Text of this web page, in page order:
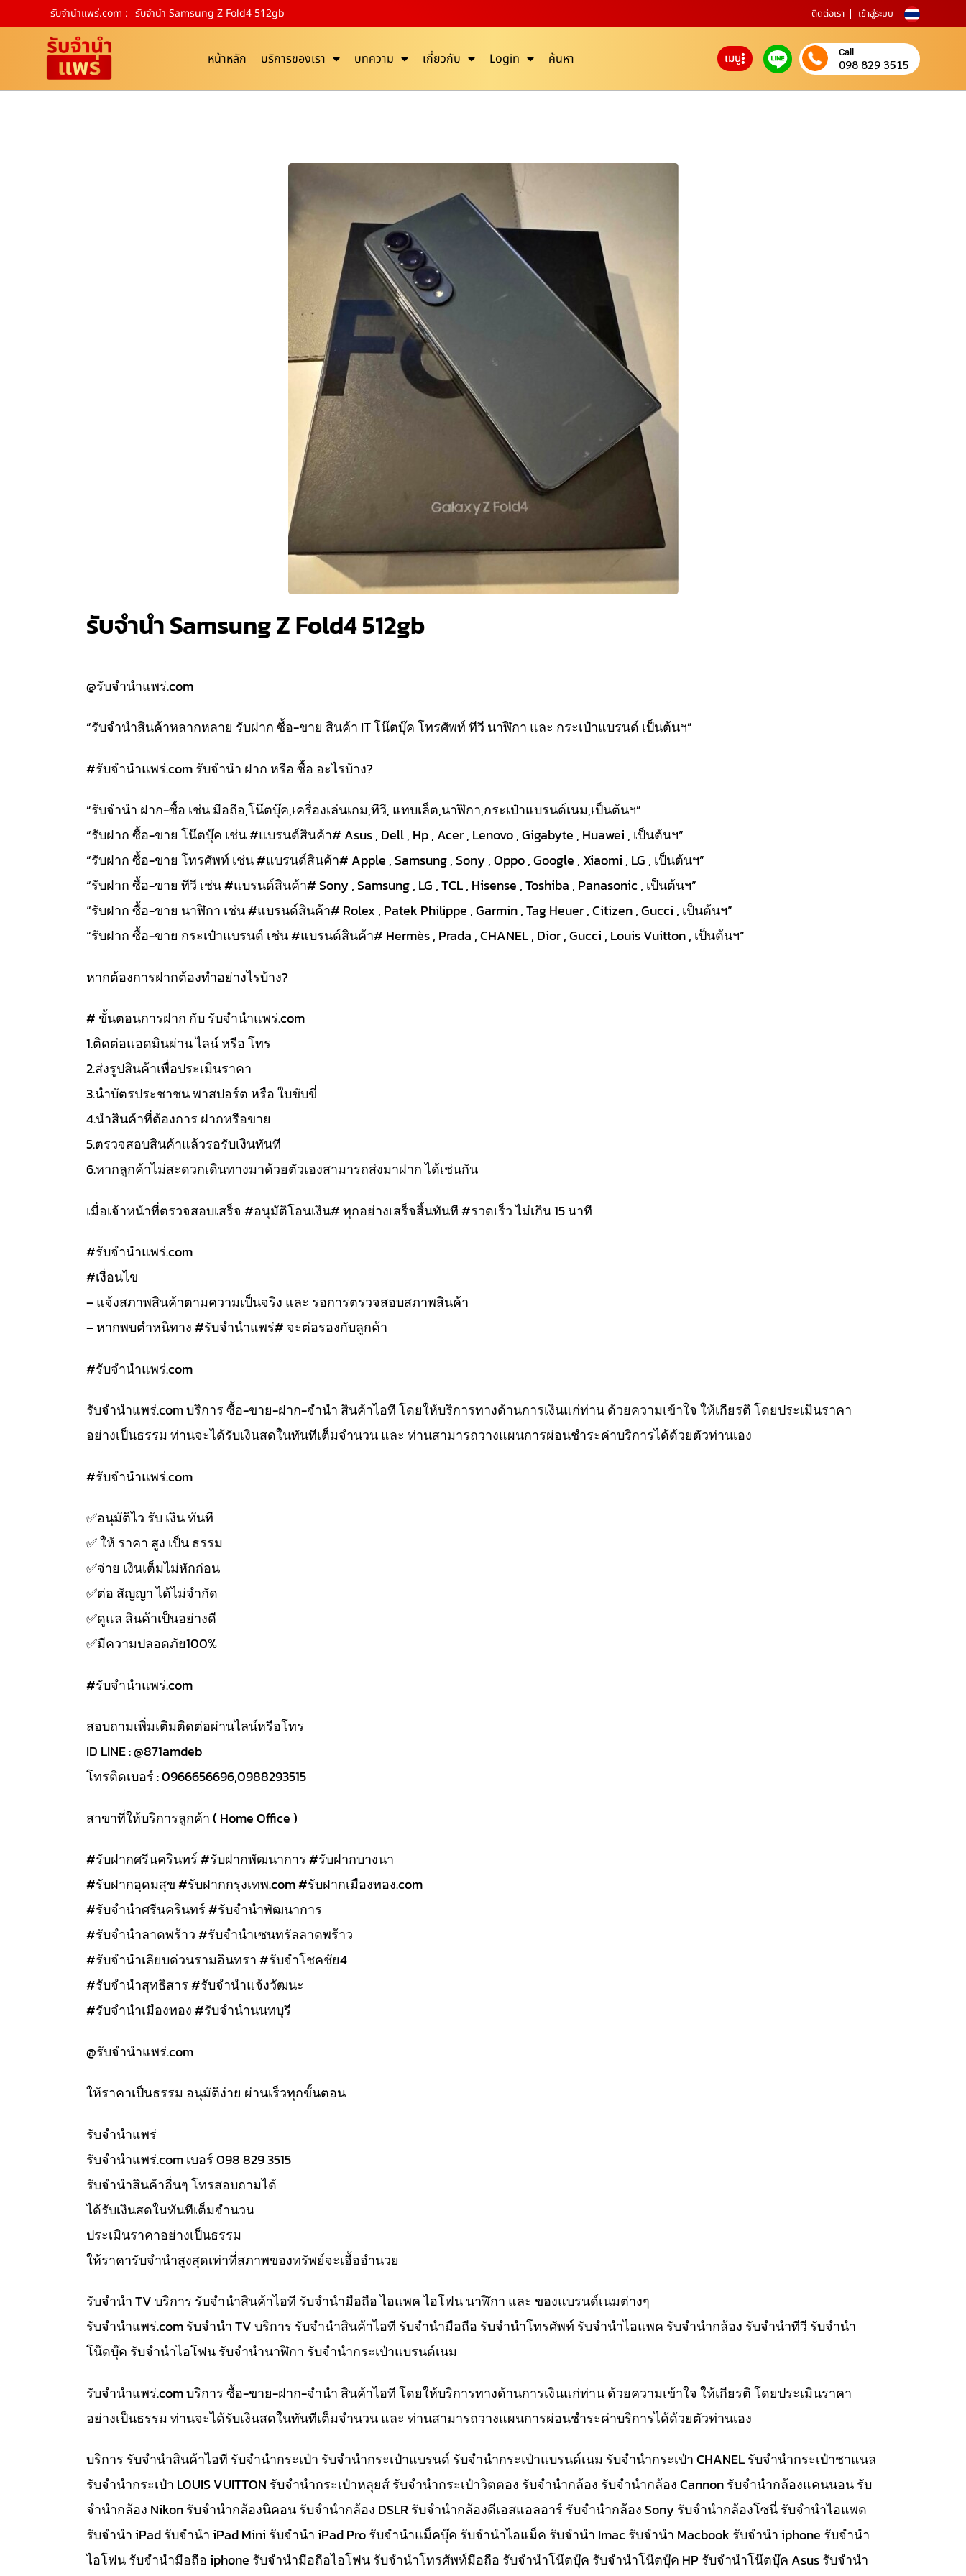
รับจํานําแพร่.com : รับจำนำ Samsung Z Fold4 512gb ติดต่อเรา เข้าสู่ระบบ
หน้าหลัก บริการของเรา บทความ เกี่ยวกับ Login ค้นหา เมนู Call
098 829 3515
รับจำนำ Samsung Z Fold4 512gb
@รับจำนำแพร่.com
“รับจำนำสินค้าหลากหลาย รับฝาก ซื้อ-ขาย สินค้า IT โน๊ตบุ๊ค โทรศัพท์ ทีวี นาฬิกา และ กระเป๋าแบรนด์ เป็นต้นฯ”
#รับจํานําแพร่.com รับจำนำ ฝาก หรือ ซื้อ อะไรบ้าง?
“รับจำนำ ฝาก-ซื้อ เช่น มือถือ,โน๊ตบุ๊ค,เครื่องเล่นเกม,ทีวี, แทบเล็ต,นาฬิกา,กระเป๋าแบรนด์เนม,เป็นต้นฯ”
“รับฝาก ซื้อ-ขาย โน๊ตบุ๊ค เช่น #แบรนด์สินค้า# Asus , Dell , Hp , Acer , Lenovo , Gigabyte , Huawei , เป็นต้นฯ”
“รับฝาก ซื้อ-ขาย โทรศัพท์ เช่น #แบรนด์สินค้า# Apple , Samsung , Sony , Oppo , Google , Xiaomi , LG , เป็นต้นฯ”
“รับฝาก ซื้อ-ขาย ทีวี เช่น #แบรนด์สินค้า# Sony , Samsung , LG , TCL , Hisense , Toshiba , Panasonic , เป็นต้นฯ”
“รับฝาก ซื้อ-ขาย นาฬิกา เช่น #แบรนด์สินค้า# Rolex , Patek Philippe , Garmin , Tag Heuer , Citizen , Gucci , เป็นต้นฯ”
“รับฝาก ซื้อ-ขาย กระเป๋าแบรนด์ เช่น #แบรนด์สินค้า# Hermès , Prada , CHANEL , Dior , Gucci , Louis Vuitton , เป็นต้นฯ”
หากต้องการฝากต้องทำอย่างไรบ้าง?
# ขั้นตอนการฝาก กับ รับจำนำแพร่.com
1.ติดต่อแอดมินผ่าน ไลน์ หรือ โทร
2.ส่งรูปสินค้าเพื่อประเมินราคา
3.นำบัตรประชาชน พาสปอร์ต หรือ ใบขับขี่
4.นำสินค้าที่ต้องการ ฝากหรือขาย
5.ตรวจสอบสินค้าแล้วรอรับเงินทันที
6.หากลูกค้าไม่สะดวกเดินทางมาด้วยตัวเองสามารถส่งมาฝาก ได้เช่นกัน
เมื่อเจ้าหน้าที่ตรวจสอบเสร็จ #อนุมัติโอนเงิน# ทุกอย่างเสร็จสิ้นทันที #รวดเร็ว ไม่เกิน 15 นาที
#รับจํานําแพร่.com
#เงื่อนไข
– แจ้งสภาพสินค้าตามความเป็นจริง และ รอการตรวจสอบสภาพสินค้า
– หากพบตำหนิทาง #รับจำนำแพร่# จะต่อรองกับลูกค้า
#รับจํานําแพร่.com
รับจํานําแพร่.com บริการ ซื้อ-ขาย-ฝาก-จำนำ สินค้าไอที โดยให้บริการทางด้านการเงินแก่ท่าน ด้วยความเข้าใจ ให้เกียรติ โดยประเมินราคา
อย่างเป็นธรรม ท่านจะได้รับเงินสดในทันทีเต็มจำนวน และ ท่านสามารถวางแผนการผ่อนชำระค่าบริการได้ด้วยตัวท่านเอง
#รับจํานําแพร่.com
✅️อนุมัติไว รับ เงิน ทันที
✅️ ให้ ราคา สูง เป็น ธรรม
✅️จ่าย เงินเต็มไม่หักก่อน
✅️ต่อ สัญญา ได้ไม่จำกัด
✅️ดูแล สินค้าเป็นอย่างดี
✅️มีความปลอดภัย100%
#รับจํานําแพร่.com
สอบถามเพิ่มเติมติดต่อผ่านไลน์หรือโทร
ID LINE : @871amdeb
โทรติดเบอร์ : 0966656696,0988293515
สาขาที่ให้บริการลูกค้า ( Home Office )
#รับฝากศรีนครินทร์ #รับฝากพัฒนาการ #รับฝากบางนา
#รับฝากอุดมสุข #รับฝากกรุงเทพ.com #รับฝากเมืองทอง.com
#รับจำนำศรีนครินทร์ #รับจำนำพัฒนาการ
#รับจำนำลาดพร้าว #รับจำนำเซนทรัลลาดพร้าว
#รับจำนำเลียบด่วนรามอินทรา #รับจำโชคชัย4
#รับจำนำสุทธิสาร #รับจำนำแจ้งวัฒนะ
#รับจำนำเมืองทอง #รับจำนำนนทบุรี
@รับจํานําแพร่.com
ให้ราคาเป็นธรรม อนุมัติง่าย ผ่านเร็วทุกขั้นตอน
รับจํานำแพร่
รับจํานําแพร่.com เบอร์ 098 829 3515
รับจำนำสินค้าอื่นๆ โทรสอบถามได้
ได้รับเงินสดในทันทีเต็มจำนวน
ประเมินราคาอย่างเป็นธรรม
ให้ราคารับจำนำสูงสุดเท่าที่สภาพของทรัพย์จะเอื้ออำนวย
รับจำนำ TV บริการ รับจำนำสินค้าไอที รับจำนำมือถือ ไอแพค ไอโฟน นาฬิกา และ ของแบรนด์เนมต่างๆ
รับจํานําแพร่.com รับจำนำ TV บริการ รับจำนำสินค้าไอที รับจำนำมือถือ รับจำนำโทรศัพท์ รับจำนำไอแพค รับจำนำกล้อง รับจำนำทีวี รับจำนำ
โน๊ดบุ๊ค รับจำนำไอโฟน รับจำนำนาฬิกา รับจำนำกระเป๋าแบรนด์เนม
รับจํานําแพร่.com บริการ ซื้อ-ขาย-ฝาก-จำนำ สินค้าไอที โดยให้บริการทางด้านการเงินแก่ท่าน ด้วยความเข้าใจ ให้เกียรติ โดยประเมินราคา
อย่างเป็นธรรม ท่านจะได้รับเงินสดในทันทีเต็มจำนวน และ ท่านสามารถวางแผนการผ่อนชำระค่าบริการได้ด้วยตัวท่านเอง
บริการ รับจำนำสินค้าไอที รับจำนำกระเป๋า รับจำนำกระเป๋าแบรนด์ รับจำนำกระเป๋าแบรนด์เนม รับจำนำกระเป๋า CHANEL รับจำนำกระเป๋าชาแนล
รับจำนำกระเป๋า LOUIS VUITTON รับจำนำกระเป๋าหลุยส์ รับจำนำกระเป๋าวิตตอง รับจำนำกล้อง รับจำนำกล้อง Cannon รับจำนำกล้องแคนนอน รับ
จำนำกล้อง Nikon รับจำนำกล้องนิคอน รับจำนำกล้อง DSLR รับจำนำกล้องดีเอสแอลอาร์ รับจำนำกล้อง Sony รับจำนำกล้องโซนี่ รับจำนำไอแพด
รับจำนำ iPad รับจำนำ iPad Mini รับจำนำ iPad Pro รับจำนำแม็คบุ๊ค รับจำนำไอแม็ค รับจำนำ Imac รับจำนำ Macbook รับจำนำ iphone รับจำนำ
ไอโฟน รับจำนำมือถือ iphone รับจำนำมือถือไอโฟน รับจำนำโทรศัพท์มือถือ รับจำนำโน๊ตบุ๊ค รับจำนำโน๊ตบุ๊ค HP รับจำนำโน๊ตบุ๊ค Asus รับจำนำ